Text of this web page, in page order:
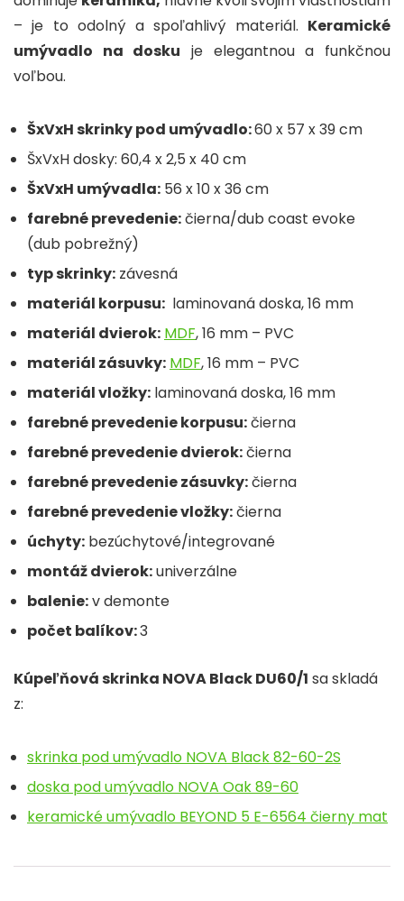
– je to odolný a spoľahlivý materiál. Keramické
umývadlo na dosku je elegantnou a funkčnou
voľbou.
ŠxVxH skrinky pod umývadlo:60 x 57 x 39 cm
ŠxVxH dosky: 60,4 x 2,5 x 40 cm
ŠxVxH umývadla: 56 x 10 x 36 cm
farebné prevedenie:čierna/dub coast evoke
(dub pobrežný)
typ skrinky: závesná
materiál korpusu: laminovaná doska, 16 mm
materiál dvierok: MDF, 16 mm – PVC
materiál zásuvky: MDF, 16 mm – PVC
materiál vložky: laminovaná doska, 16 mm
farebné prevedenie korpusu:čierna
farebné prevedenie dvierok:čierna
farebné prevedenie zásuvky:čierna
farebné prevedenie vložky:čierna
úchyty: bezúchytové/integrované
montáž dvierok:univerzálne
balenie:v demonte
počet balíkov:3
Kúpeľňová skrinka NOVA Black DU60/1 sa skladá
z:
skrinka pod umývadlo NOVA Black 82-60-2S
doska pod umývadlo NOVA Oak 89-60
keramické umývadlo BEYOND 5 E-6564 čierny mat